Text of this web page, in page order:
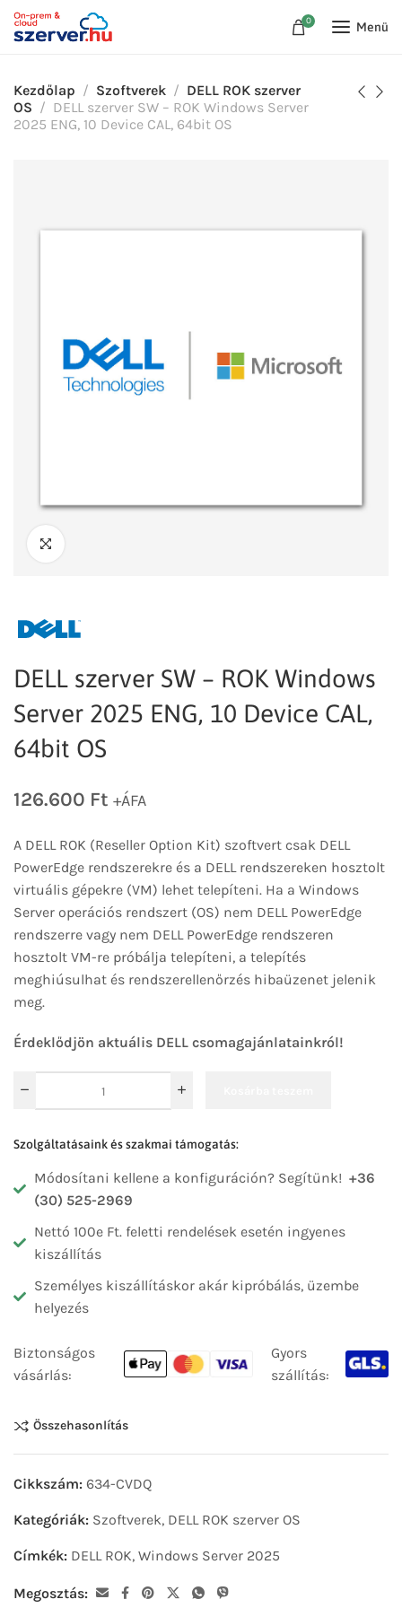
0 Menü
Kezdőlap Szoftverek
DELL ROK szerver
OS
DELL szerver SW – ROK Windows Server
2025 ENG, 10 Device CAL, 64bit OS
DELL szerver SW – ROK Windows
Server 2025 ENG, 10 Device CAL,
64bit OS
126.600 Ft +ÁFA
A DELL ROK (Reseller Option Kit) szoftvert csak DELL
PowerEdge rendszerekre és a DELL rendszereken hosztolt
virtuális gépekre (VM) lehet telepíteni. Ha a Windows
Server operációs rendszert (OS) nem DELL PowerEdge
rendszerre vagy nem DELL PowerEdge rendszeren
hosztolt VM-re próbálja telepíteni, a telepítés
meghiúsulhat és rendszerellenőrzés hibaüzenet jelenik
meg.
Érdeklődjön aktuális DELL csomagajánlatainkról!
Szolgáltatásaink és szakmai támogatás:
Módosítani kellene a konfiguráción? Segítünk! +36
(30) 525-2969
Nettó 100e Ft. feletti rendelések esetén ingyenes
kiszállítás
Személyes kiszállításkor akár kipróbálás, üzembe
helyezés
Biztonságos
vásárlás:
Gyors
szállítás:
Összehasonlítás
Cikkszám: 634-CVDQ
Kategóriák: Szoftverek, DELL ROK szerver OS
Címkék: DELL ROK, Windows Server 2025
Megosztás: